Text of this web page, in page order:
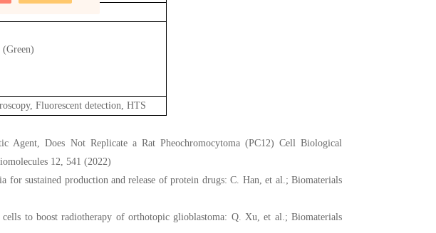
(Green)
Fluorescent detection, HTS
Agent, Does Not Replicate a Rat Pheochromocytoma (PC12) Cell Biological
12, 541 (2022)
for sustained production and release of protein drugs: C. Han, et al.; Biomaterials
to boost radiotherapy of orthotopic glioblastoma: Q. Xu, et al.; Biomaterials